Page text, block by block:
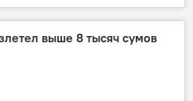
выше 8 тысяч сумов